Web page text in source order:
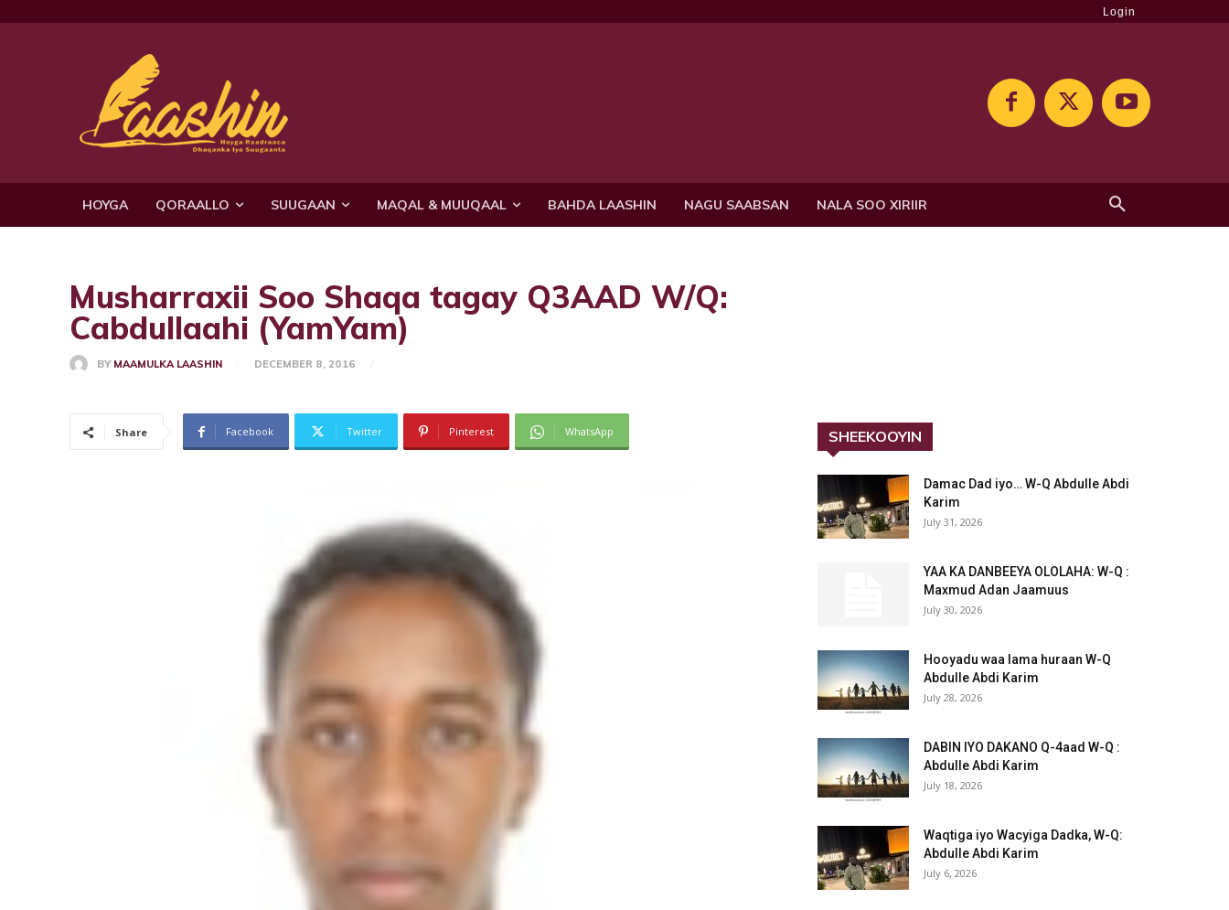
Login
HOYGA QORAALLO SUUGAAN MAQAL & MUUQAAL BAHDA LAASHIN NAGU SAABSAN NALA SOO XIRIIR
Musharraxii Soo Shaqa tagay Q3AAD W/Q:
Cabdullaahi (YamYam)
BY MAAMULKA LAASHIN DECEMBER 8, 2016
Share Facebook Twitter Pinterest WhatsApp SHEEKOOYIN
Damac Dad iyo… W-Q Abdulle Abdi
Karim
July 31, 2026
YAA KA DANBEEYA OLOLAHA: W-Q :
Maxmud Adan Jaamuus
July 30, 2026
Hooyadu waa lama huraan W-Q
Abdulle Abdi Karim
July 28, 2026
DABIN IYO DAKANO Q-4aad W-Q :
Abdulle Abdi Karim
July 18, 2026
Waqtiga iyo Wacyiga Dadka, W-Q:
Abdulle Abdi Karim
July 6, 2026